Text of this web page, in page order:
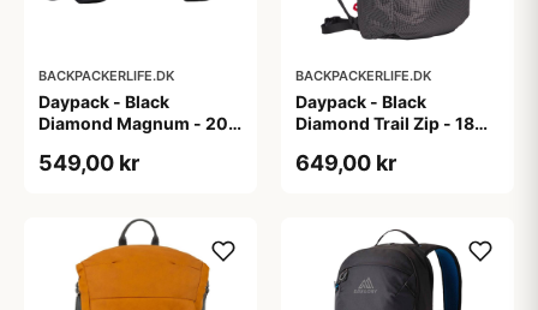
BACKPACKERLIFE.DK
Daypack - Black
Diamond Magnum - 20
549,00 kr
BACKPACKERLIFE.DK
Daypack - Black
Diamond Trail Zip - 18
649,00 kr